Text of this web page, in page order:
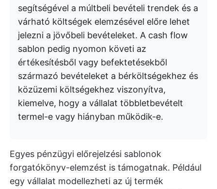
segítségével a múltbeli bevételi trendek és a
várható költségek elemzésével előre lehet
jelezni a jövőbeli bevételeket. A cash flow
sablon pedig nyomon követi az
értékesítésből vagy befektetésekből
származó bevételeket a bérköltségekhez és
közüzemi költségekhez viszonyítva,
kiemelve, hogy a vállalat többletbevételt
termel-e vagy hiányban működik-e.
Egyes pénzügyi előrejelzési sablonok
forgatókönyv-elemzést is támogatnak. Például
egy vállalat modellezheti az új termék